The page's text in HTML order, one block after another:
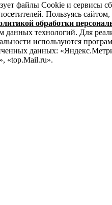
файлы Cookie и сервисы
Пользуясь
обработки
данных технологий. Для
используются
данных:
«top.Mail.ru».